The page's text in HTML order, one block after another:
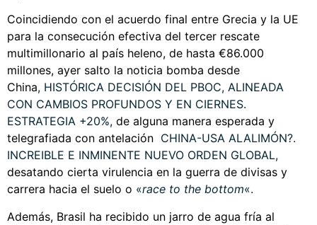
Coincidiendo con el acuerdo final entre Grecia y la UE
para la consecución efectiva del tercer rescate
multimillonario al país heleno, de hasta €86.000
millones, ayer salto la noticia bomba desde
China, HISTÓRICA DECISIÓN DEL PBOC, ALINEADA
CON CAMBIOS PROFUNDOS Y EN CIERNES.
ESTRATEGIA +20%, de alguna manera esperada y
telegrafiada con antelación CHINA-USA ALALIMÓN?.
INCREIBLE E INMINENTE NUEVO ORDEN GLOBAL,
desatando cierta virulencia en la guerra de divisas y
carrera hacia el suelo o «race to the bottom«.
Además, Brasil ha recibido un jarro de agua fría al